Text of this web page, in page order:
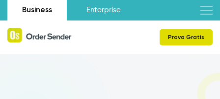
Business Enterprise
Prova Gratis